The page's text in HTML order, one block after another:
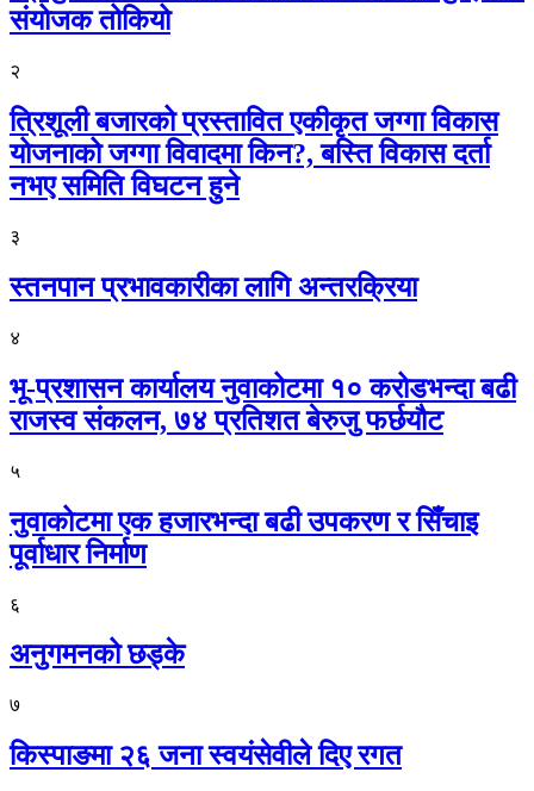
संयोजक तोकियो
२
त्रिशूली बजारको प्रस्तावित एकीकृत जग्गा विकास
योजनाको जग्गा विवादमा किन?, बस्ति विकास दर्ता
नभए समिति विघटन हुने
३
स्तनपान प्रभावकारीका लागि अन्तरक्रिया
४
भू-प्रशासन कार्यालय नुवाकोटमा १० करोडभन्दा बढी
राजस्व संकलन, ७४ प्रतिशत बेरुजु फर्छयौट
५
नुवाकोटमा एक हजारभन्दा बढी उपकरण र सिँचाइ
पूर्वाधार निर्माण
६
अनुगमनको छड्के
७
किस्पाङमा २६ जना स्वयंसेवीले दिए रगत